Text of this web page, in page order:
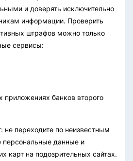
и доверять исключительно
информации. Проверить
штрафов можно только
сервисы:
банков второго
не переходите по неизвестным
персональные данные и
карт на подозрительных сайтах.